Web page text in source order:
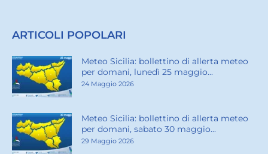
ARTICOLI POPOLARI
Meteo Sicilia: bollettino di allerta meteo
per domani, lunedì 25 maggio...
24 Maggio 2026
Meteo Sicilia: bollettino di allerta meteo
per domani, sabato 30 maggio...
29 Maggio 2026